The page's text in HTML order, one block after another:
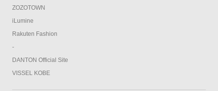
ZOZOTOWN
iLumine
Rakuten Fashion
-
DANTON Official Site
VISSEL KOBE